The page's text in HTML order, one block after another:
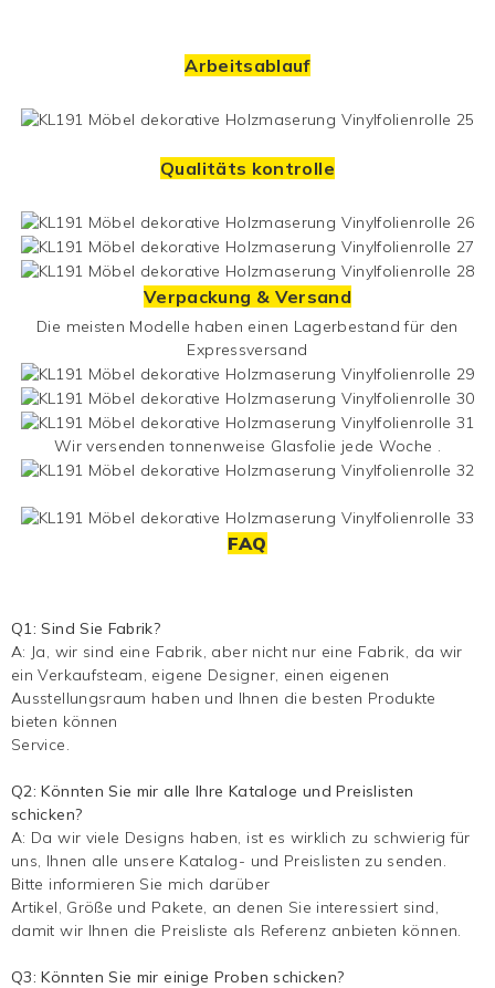
Arbeitsablauf
Qualitäts kontrolle
Verpackung & Versand
Die meisten Modelle haben einen Lagerbestand für den
Expressversand
Wir versenden tonnenweise Glasfolie jede Woche .
FAQ
Q1: Sind Sie Fabrik?
A: Ja, wir sind eine Fabrik, aber nicht nur eine Fabrik, da wir
ein Verkaufsteam, eigene Designer, einen eigenen
Ausstellungsraum haben und Ihnen die besten Produkte
bieten können
Service.
Q2: Könnten Sie mir alle Ihre Kataloge und Preislisten
schicken?
A: Da wir viele Designs haben, ist es wirklich zu schwierig für
uns, Ihnen alle unsere Katalog- und Preislisten zu senden.
Bitte informieren Sie mich darüber
Artikel, Größe und Pakete, an denen Sie interessiert sind,
damit wir Ihnen die Preisliste als Referenz anbieten können.
Q3: Könnten Sie mir einige Proben schicken?